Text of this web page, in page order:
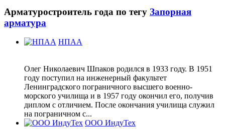
Арматуростроитель года по тегу Запорная
арматура
НПАА
Олег Николаевич Шпаков родился в 1933 году. В 1951
году поступил на инженерный факультет
Ленинградского пограничного высшего военно-
морского училища и в 1957 году окончил его, получив
диплом с отличием. После окончания училища служил
на пограничном с...
ООО ИндуТех